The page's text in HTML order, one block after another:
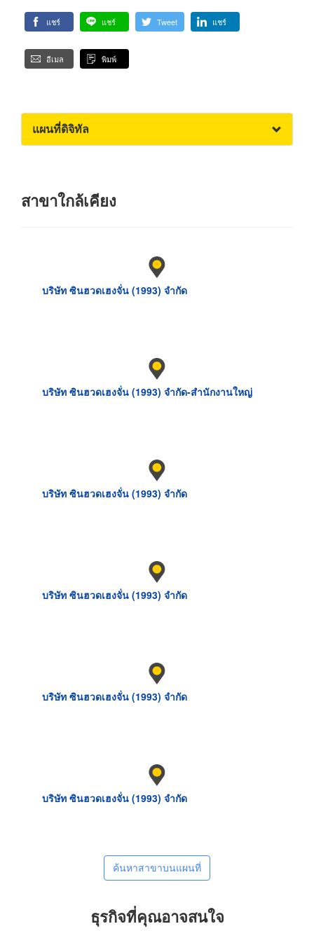
แชร์ แชร์ Tweet แชร์
อีเมล พิมพ์
แผนที่ดิจิทัล
สาขาใกล้เคียง
บริษัท ซินฮวดเฮงจั่น (1993) จำกัด
บริษัท ซินฮวดเฮงจั่น (1993) จำกัด-สำนักงานใหญ่
บริษัท ซินฮวดเฮงจั่น (1993) จำกัด
บริษัท ซินฮวดเฮงจั่น (1993) จำกัด
บริษัท ซินฮวดเฮงจั่น (1993) จำกัด
บริษัท ซินฮวดเฮงจั่น (1993) จำกัด
ค้นหาสาขาบนแผนที่
ธุรกิจที่คุณอาจสนใจ